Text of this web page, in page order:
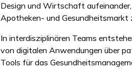
Design und Wirtschaft
Apotheken- und Gesundheitsmarkt
In interdisziplinären Teams
von digitalen Anwendungen über
Tools für das